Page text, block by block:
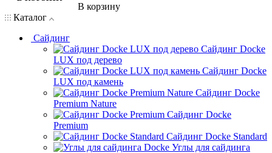
В корзину
Каталог
Сайдинг
Сайдинг Docke
LUX под дерево
Сайдинг Docke
LUX под камень
Сайдинг Docke
Premium Nature
Сайдинг Docke
Premium
Сайдинг Docke Standard
Углы для сайдинга